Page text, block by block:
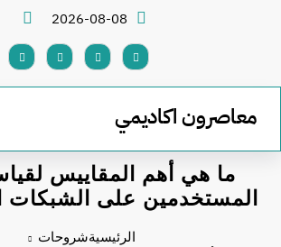
2026-08-08
معاصرون اكاديمي
ما هي أهم المقاييس
المستخدمين على الشبكات
الرئيسيةشروحات